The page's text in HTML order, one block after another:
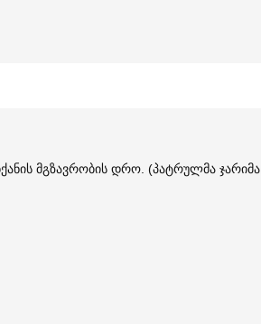
მგზავრობის დრო. (პატრულმა ჯარიმა